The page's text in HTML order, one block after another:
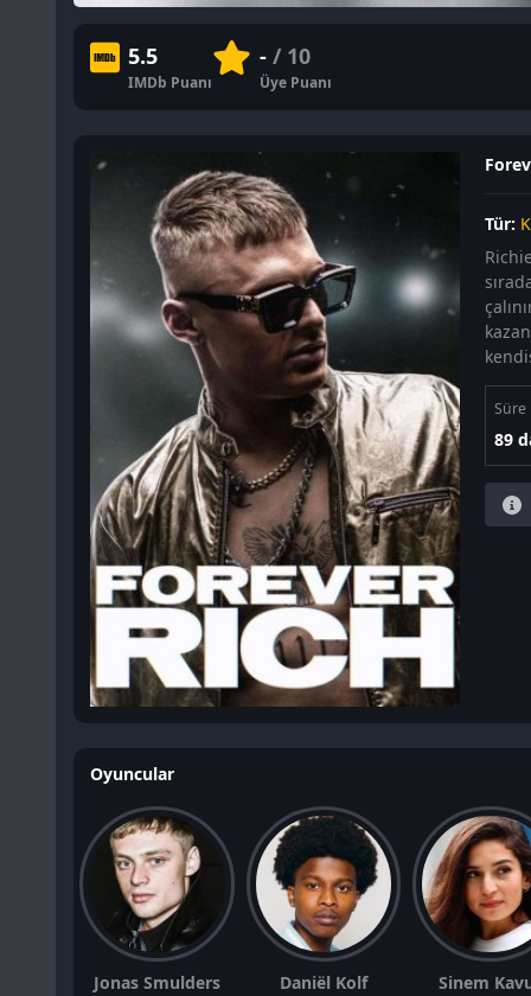
5.5
IMDb Puanı
-/ 10
Üye Puanı
Tür:
Süre
89
Oyuncular
Jonas Smulders Daniël Kolf Sinem